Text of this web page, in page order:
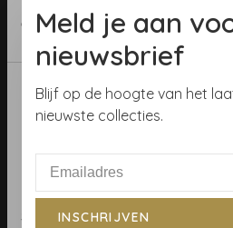
of their services.
Consent
Selection
Necessary
Statistics
Telefoon:+31 (0)23 531 90 08
E-mail:info@demooistemuren.nl
Algemene voorwaarden
Behangrollen berekenen
Meld je aan
nieuwsbrief
Blijf op de hoogte van het
nieuwste collecties.
INSCHRIJVEN